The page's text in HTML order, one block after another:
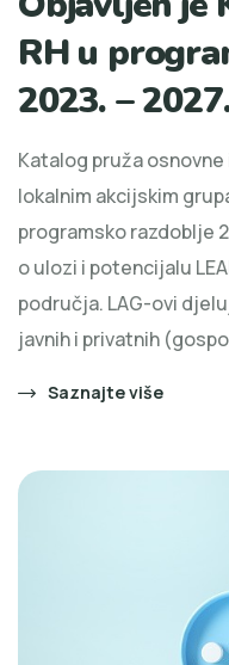
RH u
2023. –
Katalog pruža
lokalnim akcijskim
programsko razdoblje
o ulozi i potencijalu
područja. LAG-ovi
javnih i privatnih
Saznajte više